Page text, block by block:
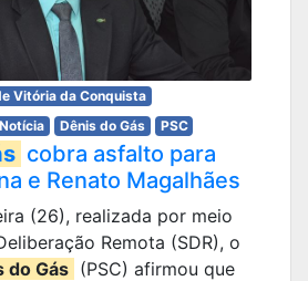
Vitória da Conquista
Notícia Dênis do Gás PSC
cobra asfalto para
e Renato Magalhães
(26), realizada por meio
Remota (SDR), o
do Gás (PSC) afirmou que